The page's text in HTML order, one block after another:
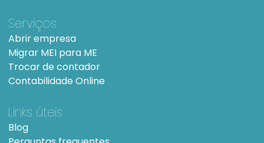
Serviços
Abrir empresa
Migrar MEI para ME
Trocar de contador
Contabilidade Online
Links úteis
Blog